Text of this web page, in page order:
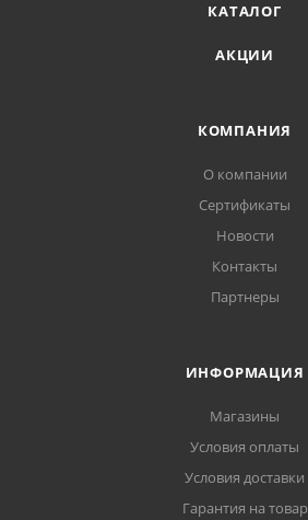
КАТАЛОГ
АКЦИИ
КОМПАНИЯ
О компании
Сертификаты
Новости
Контакты
Партнеры
ИНФОРМАЦИЯ
Магазины
Условия оплаты
Условия доставки
Гарантия на товар